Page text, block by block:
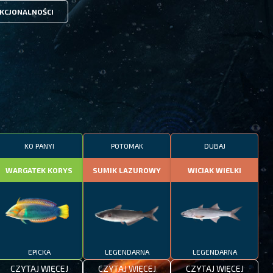
KO PANYI
WARGATEK KORYS
EPICKA
CZYTAJ WIĘCEJ
POTOMAK
SUMIK LAZUROWY
LEGENDARNA
CZYTAJ WIĘCEJ
DUBAJ
WICIAK WIELKI
LEGENDARNA
CZYTAJ WIĘCEJ